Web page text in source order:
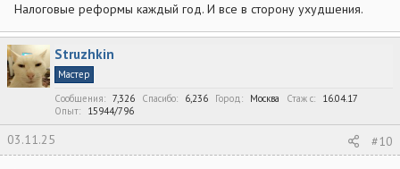
Налоговые реформы каждый год. И все в сторону ухудшения.
Struzhkin
Мастер
Сообщения
7,326 Спасибо 6,236 Город Москва Стаж c
16.04.17
Опыт
15944/796
03.11.25 #10